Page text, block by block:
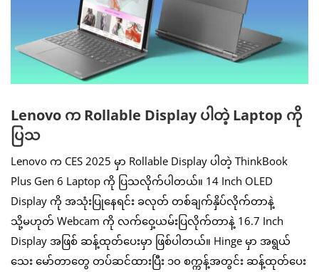
Lenovo က Rollable Display ပါတဲ့ Laptop ကို
ပြသ
Lenovo က CES 2025 မှာ Rollable Display ပါတဲ့ ThinkBook
Plus Gen 6 Laptop ကို ပြသလိုက်ပါတယ်။ 14 Inch OLED
Display ကို အသုံးပြုနေရင်း ခလုတ် တစ်ချက်နှိပ်လိုက်တာနဲ့
သို့မဟုတ် Webcam ကို လက်ဝှေ့ယမ်းပြလိုက်တာနဲ့ 16.7 Inch
Display အဖြစ် ဆန့်ထုတ်ပေးမှာ ဖြစ်ပါတယ်။ Hinge မှာ အရွယ်
သေး မော်တာတွေ တပ်ဆင်ထားပြီး ၁၀ စက္ကန့်အတွင်း ဆန့်ထုတ်ပေး